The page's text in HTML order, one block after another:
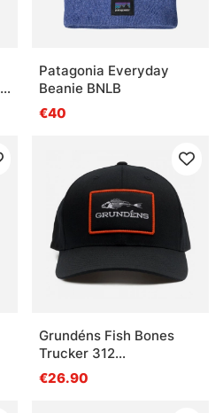
Patagonia Everyday
Beanie BNLB
€40
Grundéns Fish Bones
Trucker 312
Black/Charcoal
€26.90